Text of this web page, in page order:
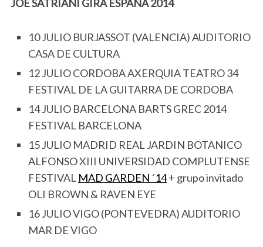
JOE SATRIANI GIRA ESPAÑA 2014
10 JULIO BURJASSOT (VALENCIA) AUDITORIO
CASA DE CULTURA
12 JULIO CORDOBA AXERQUIA TEATRO 34
FESTIVAL DE LA GUITARRA DE CORDOBA
14 JULIO BARCELONA BARTS GREC 2014
FESTIVAL BARCELONA
15 JULIO MADRID REAL JARDIN BOTANICO
ALFONSO XIII UNIVERSIDAD COMPLUTENSE
FESTIVAL MAD GARDEN ´14+ grupo invitado
OLI BROWN & RAVEN EYE
16 JULIO VIGO (PONTEVEDRA) AUDITORIO
MAR DE VIGO